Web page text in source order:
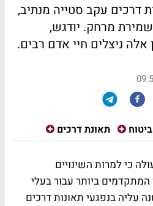
דרכים עקב סטייה מנתיב,
מרחק. יודגש,
ניצלים חיי אדם רבים.
תאונת דרכים
כי למרות השינויים
המתקדמים ביותר עבור בעלי
עליה בנפגעי תאונות דרכים